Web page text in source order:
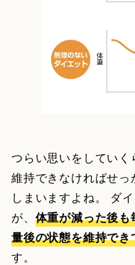
つらい思いをしてい
維持できなければせ
しまいますよね。 ダ
が、 体重が減った後
量後の状態を維持で
す。